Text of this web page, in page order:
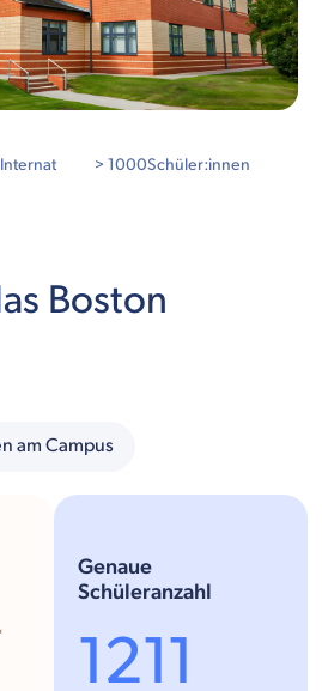
> 1000Schüler:innen
Boston
am Campus
Genaue
Schüleranzahl
1211